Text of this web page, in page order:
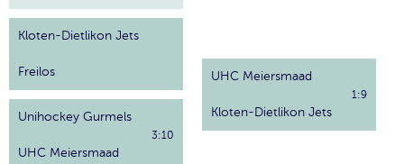
Kloten-Dietlikon Jets
Freilos
Unihockey Gurmels
UHC Meiersmaad
3:10
UHC Meiersmaad
Kloten-Dietlikon Jets
1:9